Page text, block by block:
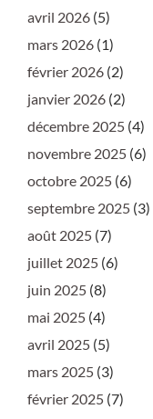
avril 2026 (5)
mars 2026 (1)
février 2026 (2)
janvier 2026 (2)
décembre 2025 (4)
novembre 2025 (6)
octobre 2025 (6)
septembre 2025 (3)
août 2025 (7)
juillet 2025 (6)
juin 2025 (8)
mai 2025 (4)
avril 2025 (5)
mars 2025 (3)
février 2025 (7)